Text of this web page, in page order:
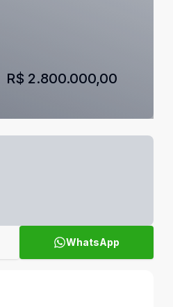
R$ 2.800.000,00
WhatsApp